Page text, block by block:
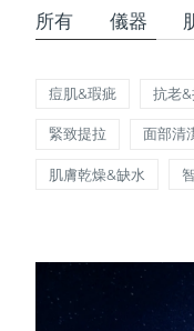
所有 儀器
痘肌&瑕疵 抗老
緊致提拉 面部清
肌膚乾燥&缺水
特別優惠
瑞典美膚護理
澳洲
加拿大
澳洲
奧地利